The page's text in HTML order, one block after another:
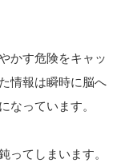
かす危険をキャッ
情報は瞬時に脳へ
なっています。
ってしまいます。